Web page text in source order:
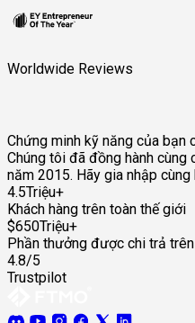
Worldwide Reviews
Chứng minh kỹ năng của bạn
Chúng tôi đã đồng hành cùng
năm 2015. Hãy gia nhập cùng
4.5Triệu+
Khách hàng trên toàn thế giới
$650Triệu+
Phần thưởng được chi trả
4.8/5
Trustpilot